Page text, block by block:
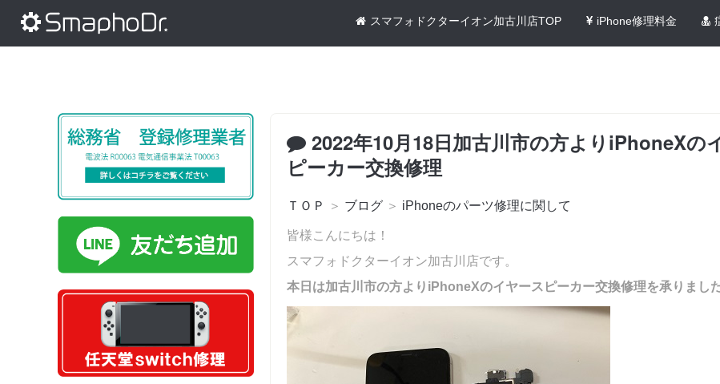
スマフォドクターイオン加古川店TOP iPhone修理料金
2022年10月18日加古川市の方よりiPhoneXの
ピーカー交換修理
ＴＯＰ ＞ ブログ ＞ iPhoneのパーツ修理に関して
皆様こんにちは！
スマフォドクターイオン加古川店です。
本日は加古川市の方よりiPhoneXのイヤースピーカー交換修理を承りまし